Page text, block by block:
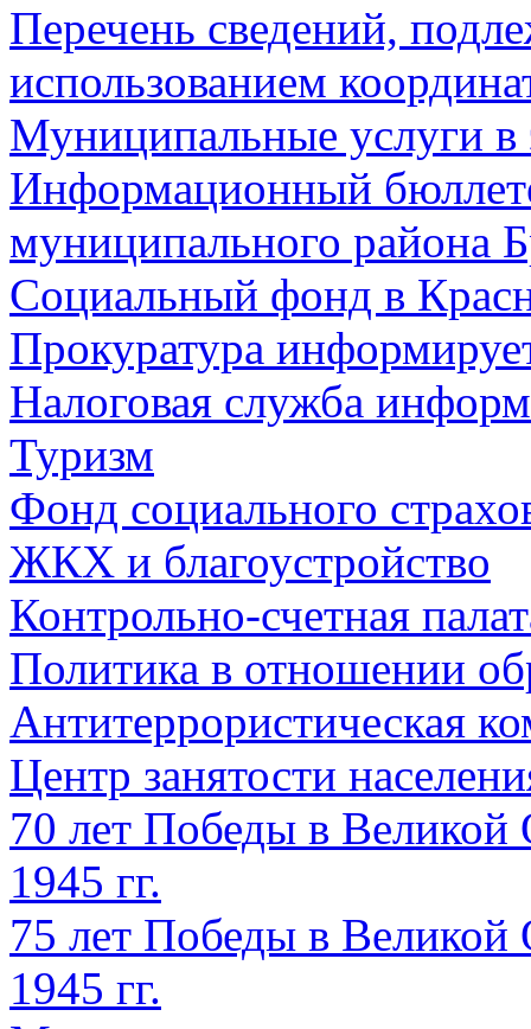
Перечень сведений,
использованием
Муниципальные услуги в
Информационный
муниципального района
Социальный фонд в
Прокуратура
Налоговая служба
Туризм
Фонд социального
ЖКХ и благоустройство
Контрольно-счетная
Политика в отношении
Антитеррористическая
Центр занятости
70 лет Победы в Великой
1945 гг.
75 лет Победы в Великой
1945 гг.